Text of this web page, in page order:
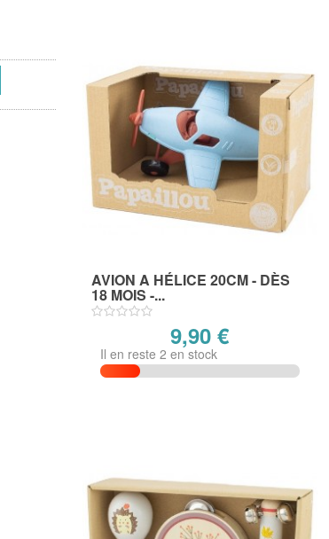
AVION A HÉLICE 20CM - DÈS
18 MOIS -...
9,90 €
Il en reste 2 en stock